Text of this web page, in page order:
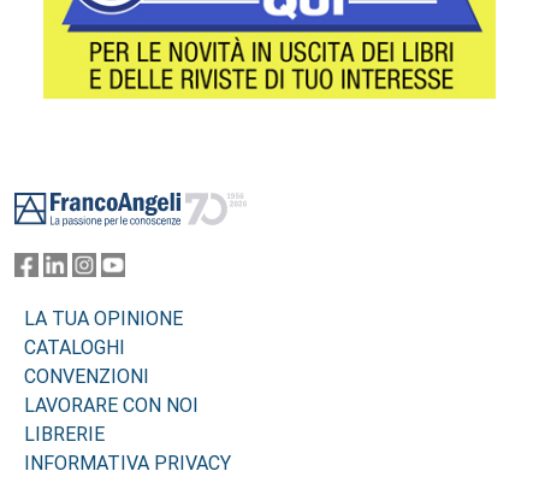
LA TUA OPINIONE
CATALOGHI
CONVENZIONI
LAVORARE CON NOI
LIBRERIE
INFORMATIVA PRIVACY